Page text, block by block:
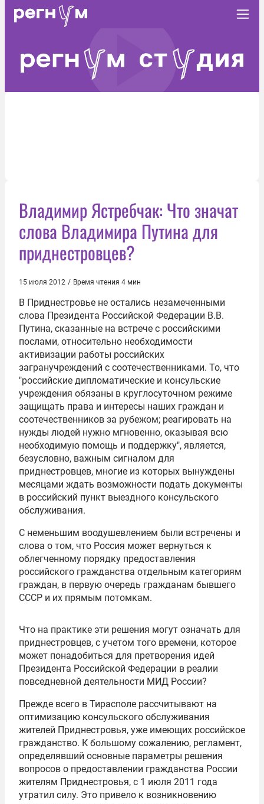
Владимир Ястребчак: Что значат
слова Владимира Путина для
приднестровцев?
15 июля 2012 / Время чтения 4 мин
В Приднестровье не остались незамеченными
слова Президента Российской Федерации В.В.
Путина, сказанные на встрече с российскими
послами, относительно необходимости
активизации работы российских
загранучреждений с соотечественниками. То, что
"российские дипломатические и консульские
учреждения обязаны в круглосуточном режиме
защищать права и интересы наших граждан и
соотечественников за рубежом; реагировать на
нужды людей нужно мгновенно, оказывая всю
необходимую помощь и поддержку", является,
безусловно, важным сигналом для
приднестровцев, многие из которых вынуждены
месяцами ждать возможности подать документы
в российский пункт выездного консульского
обслуживания.
С неменьшим воодушевлением были встречены и
слова о том, что Россия может вернуться к
облегченному порядку предоставления
российского гражданства отдельным категориям
граждан, в первую очередь гражданам бывшего
СССР и их прямым потомкам.
Что на практике эти решения могут означать для
приднестровцев, с учетом того времени, которое
может понадобиться для претворения идей
Президента Российской Федерации в реалии
повседневной деятельности МИД России?
Прежде всего в Тирасполе рассчитывают на
оптимизацию консульского обслуживания
жителей Приднестровья, уже имеющих российское
гражданство. К большому сожалению, регламент,
определявший основные параметры решения
вопросов о предоставлении гражданства России
жителям Приднестровья, с 1 июля 2011 года
утратил силу. Это привело к возникновению